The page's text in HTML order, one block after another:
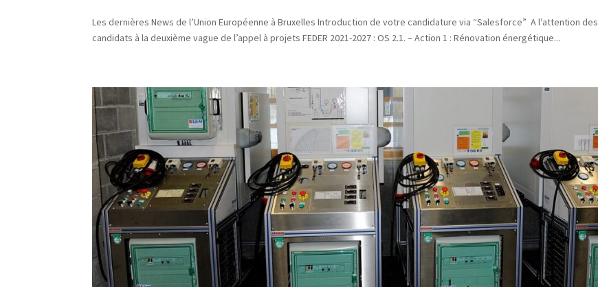
Les dernières News de l’Union Européenne à Bruxelles Introduction de votre candidature via “Salesforce” A l’attention des
candidats à la deuxième vague de l’appel à projets FEDER 2021-2027 : OS 2.1. – Action 1 : Rénovation énergétique...